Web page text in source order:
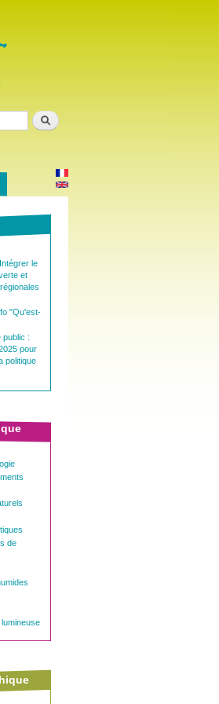
le
et
"Qu'est-
public :
pour
politique
de